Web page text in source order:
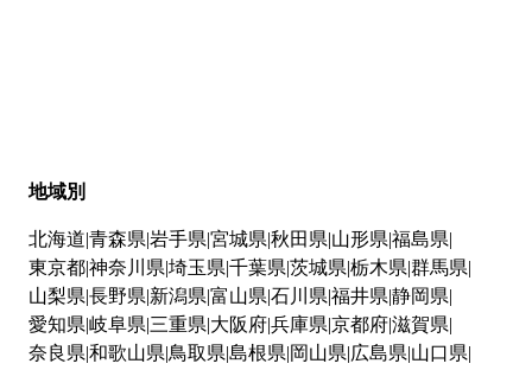
地域別
北海道 青森県 岩手県 宮城県 秋田県 山形県 福島県
東京都神奈川県 埼玉県 千葉県 茨城県 栃木県 群馬県
山梨県 長野県 新潟県 富山県 石川県 福井県 静岡県
愛知県 岐阜県 三重県 大阪府兵庫県 京都府滋賀県
奈良県 和歌山県 鳥取県 島根県 岡山県 広島県 山口県